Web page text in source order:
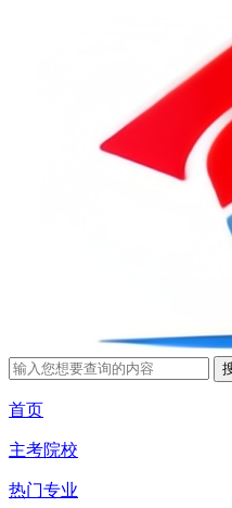
首页
主考院校
热门专业